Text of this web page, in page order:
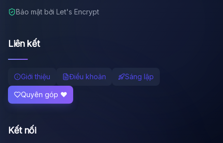
Bảo mật bởi Let's Encrypt
Liên kết
Giới thiệu Điều khoản Sáng lập
Quyên góp ❤️
Kết nối